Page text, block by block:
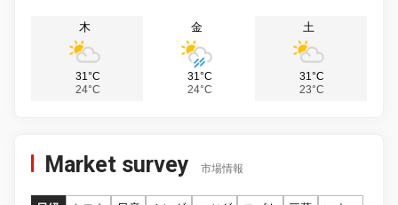
木
31°C
24°C
金
31°C
24°C
土
31°C
23°C
Market survey 市場情報